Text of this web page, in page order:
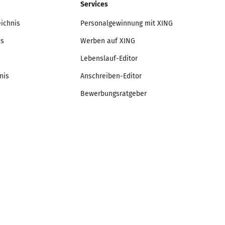
Services
Personalgewinnung mit XING
Werben auf XING
Lebenslauf-Editor
Anschreiben-Editor
Bewerbungsratgeber